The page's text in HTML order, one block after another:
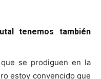
tenemos también
se prodiguen en la
estoy convencido que